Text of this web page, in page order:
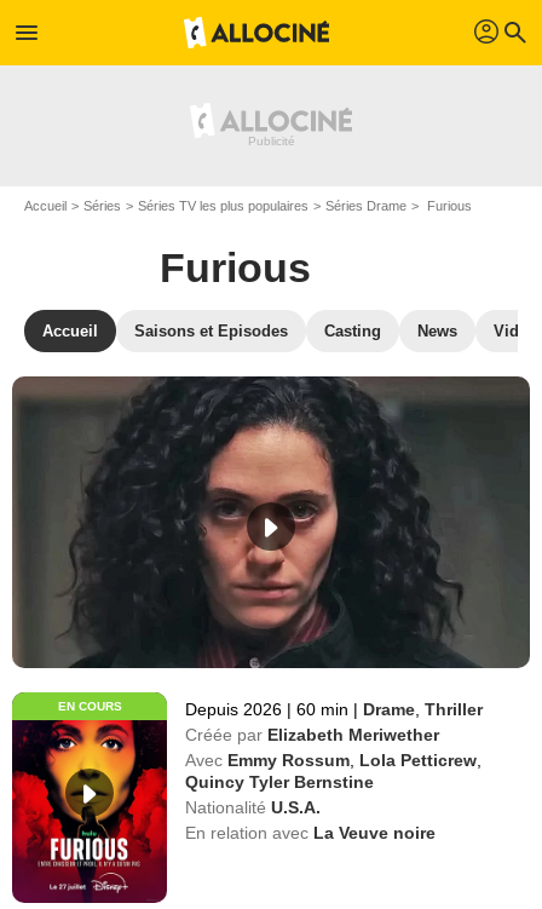
menu profil search
Accueil Séries Séries TV les plus populaires Séries Drame Furious
Furious
Accueil Saisons et Episodes Casting News
EN COURS Depuis 2026 | 60 min | Drame ,Thriller
Créée par Elizabeth Meriwether
Avec Emmy Rossum Lola Petticrew
Quincy Tyler Bernstine
Nationalité U.S.A.
En relation avec La Veuve noire